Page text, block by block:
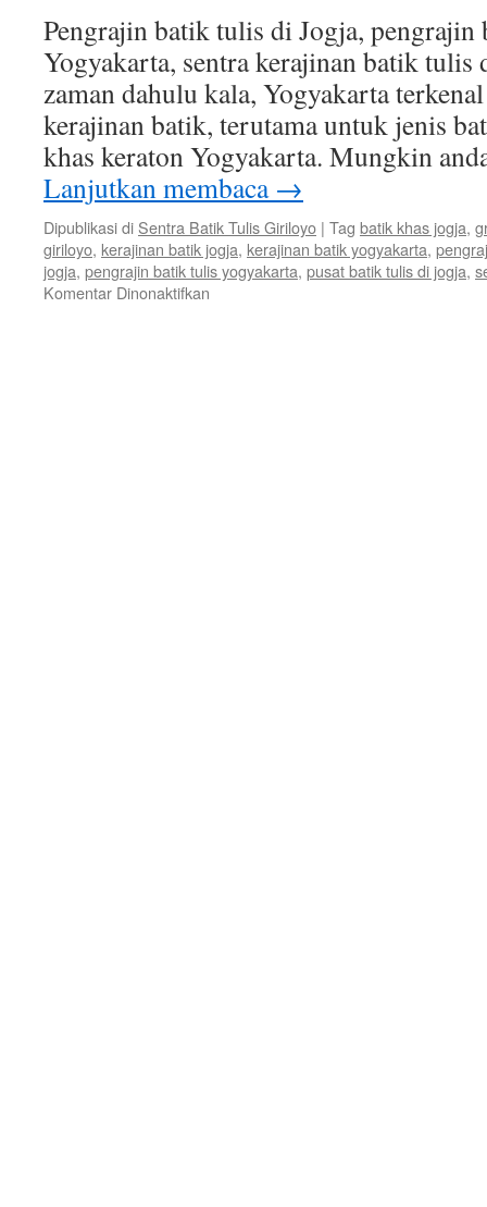
Pengrajin batik tulis di Jogja,
Yogyakarta, sentra kerajinan batik
zaman dahulu kala, Yogyakarta
kerajinan batik, terutama untuk jenis
khas keraton Yogyakarta. Mungkin
Lanjutkan membaca →
Dipublikasi di Sentra Batik Tulis Giriloyo | Tag batik khas jogja,
giriloyo, kerajinan batik jogja, kerajinan batik yogyakarta,
jogja, pengrajin batik tulis yogyakarta, pusat batik tulis di jogja,
Komentar Dinonaktifkan